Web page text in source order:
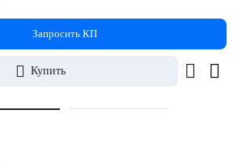
Запросить КП
Купить